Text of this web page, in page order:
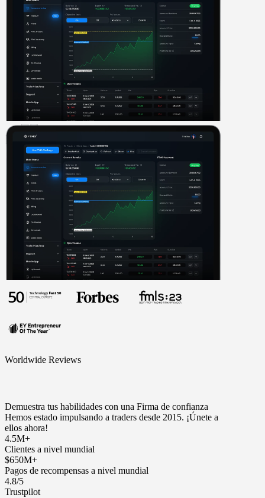
Worldwide Reviews
Demuestra tus habilidades con una Firma de confianza
Hemos estado impulsando a traders desde 2015. ¡Únete a
ellos ahora!
4.5M+
Clientes a nivel mundial
$650M+
Pagos de recompensas a nivel mundial
4.8/5
Trustpilot